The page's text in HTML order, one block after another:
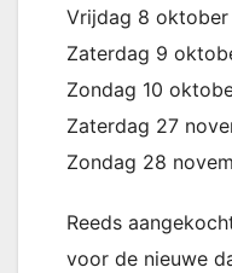
Vrijdag 8 oktober
Zaterdag 9
Zondag 10
Zaterdag 27
Zondag 28
Reeds
voor de nieuwe